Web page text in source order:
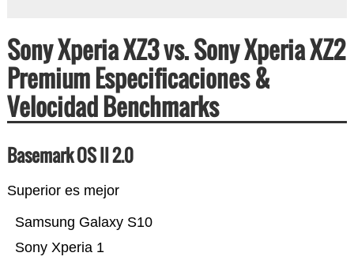
Sony Xperia XZ3 vs. Sony Xperia XZ2
Premium Especificaciones &
Velocidad Benchmarks
Basemark OS II 2.0
Superior es mejor
Sony Xperia 1
Samsung Galaxy S10